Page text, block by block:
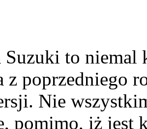
to niemal
z poprzedniego
Nie
pomimo, iż jest